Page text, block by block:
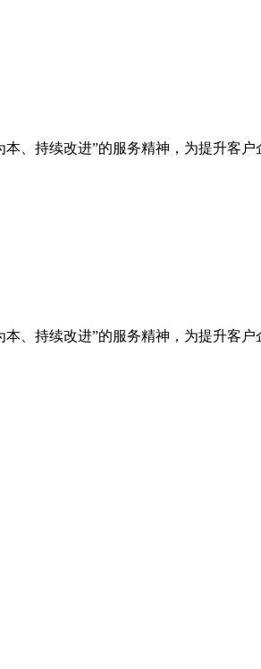
、持续改进”的服务精神，为提升客
、持续改进”的服务精神，为提升客